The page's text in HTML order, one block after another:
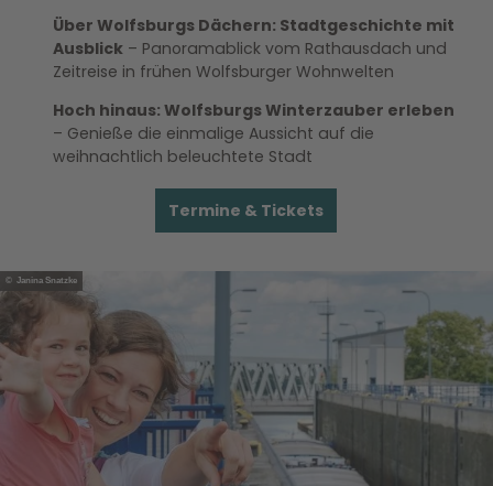
Über Wolfsburgs Dächern: Stadtgeschichte mit
Ausblick – Panoramablick vom Rathausdach und
Zeitreise in frühen Wolfsburger Wohnwelten
Hoch hinaus: Wolfsburgs Winterzauber erleben
– Genieße die einmalige Aussicht auf die
weihnachtlich beleuchtete Stadt
Termine & Tickets
© Janina Snatzke